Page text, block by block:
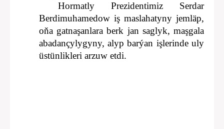
Hormatly Prezidentimiz Serdar
Berdimuhamedow iş maslahatyny jemläp,
oňa gatnaşanlara berk jan saglyk, maşgala
abadançylygyny, alyp barýan işlerinde uly
üstünlikleri arzuw etdi.